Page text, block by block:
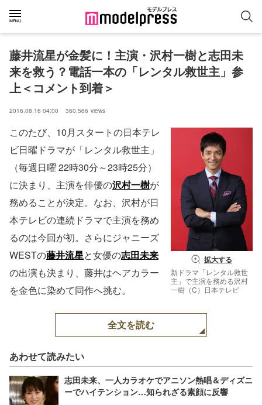
藤井流星が金髪に！主演・沢村一樹と志田未
来を救う？電話一本の「レンタル救世主」参
上＜コメント到着＞
2016.08.16 04:00 360,566 views
拡大する
新ドラマ「レンタル救世
主」で主演を務める沢村
一樹（C）日本テレビ
このたび、10月スタートの日本テレ
ビ日曜ドラマが「レンタル救世主」
（毎週日曜 22時30分～23時25分）
に決まり、主演を俳優の沢村一樹が
務めることが決定。なお、沢村が日
本テレビの連続ドラマで主演を務め
るのは今回が初。さらにジャニーズ
WESTの藤井流星と女優の志田未来
の出演も決まり、藤井はヘアカラー
を金色に染めて同作へ挑む。
全文を読む
あわせて読みたい
志田未来、一人カラオケでアニソン熱唱＆ディズニ
ーでハイテンション…知られざる素顔に反響